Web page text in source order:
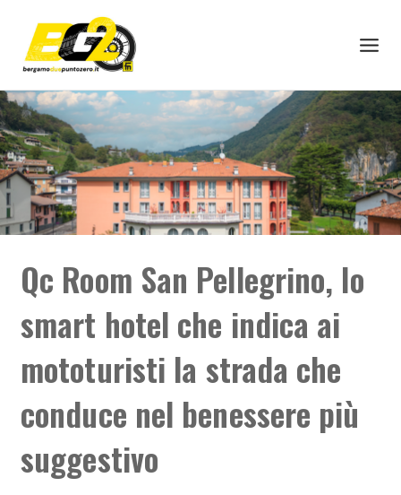
Qc Room San Pellegrino, lo
smart hotel che indica ai
mototuristi la strada che
conduce nel benessere più
suggestivo